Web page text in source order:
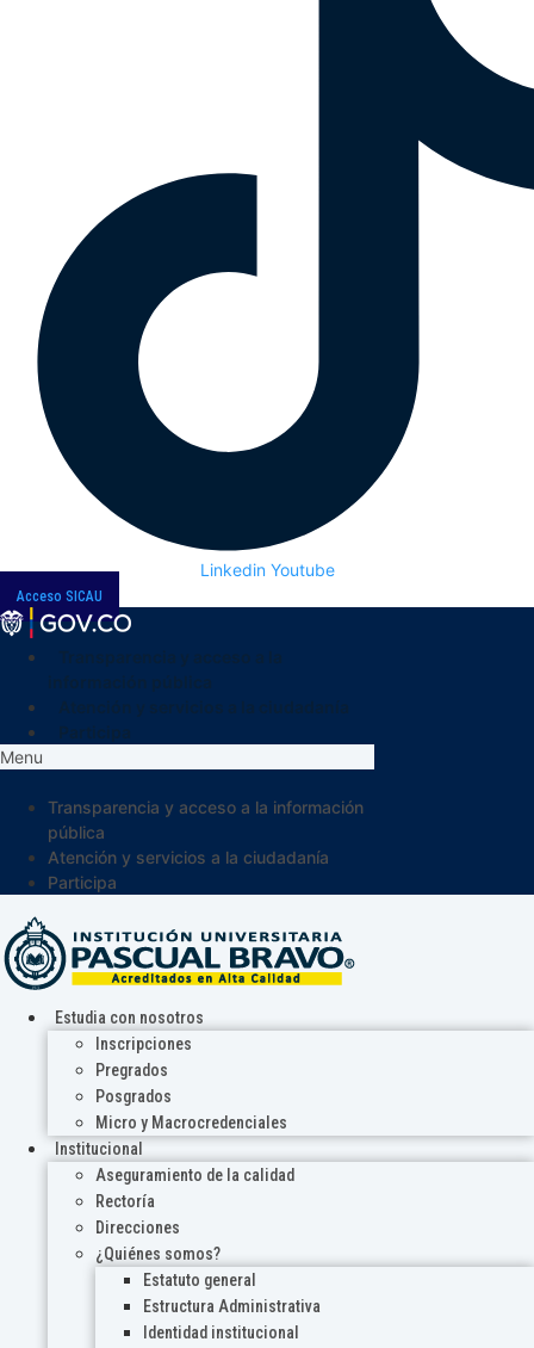
Linkedin Youtube
Acceso SICAU
Menu
Transparencia y acceso a la información
pública
Atención y servicios a la ciudadanía
Participa
Estudia con nosotros
Inscripciones
Pregrados
Posgrados
Micro y Macrocredenciales
Institucional
Aseguramiento de la calidad
Rectoría
Direcciones
¿Quiénes somos?
Estatuto general
Estructura Administrativa
Identidad institucional